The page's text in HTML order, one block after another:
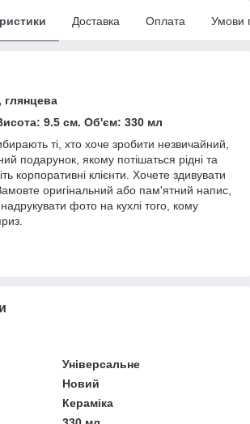
Доставка Оплата Умови
глянцева
9.5 см. Об'єм: 330 мл
ті, хто хоче зробити незвичайний,
подарунок, якому потішаться рідні та
корпоративні клієнти. Хочете здивувати
оригінальний або пам'ятний напис,
фото на кухлі того, кому
Універсальне
Новий
Кераміка